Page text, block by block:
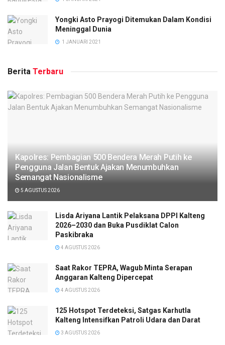
Yongki Asto Prayogi Ditemukan Dalam Kondisi
Meninggal Dunia
1 JANUARI 2021
Berita Terbaru
Kapolres: Pembagian 500 Bendera Merah Putih ke
Pengguna Jalan Bentuk Ajakan Menumbuhkan
Semangat Nasionalisme
5 AGUSTUS 2026
Lisda Ariyana Lantik Pelaksana DPPI Kalteng
2026–2030 dan Buka Pusdiklat Calon
Paskibraka
4 AGUSTUS 2026
Saat Rakor TEPRA, Wagub Minta Serapan
Anggaran Kalteng Dipercepat
4 AGUSTUS 2026
125 Hotspot Terdeteksi, Satgas Karhutla
Kalteng Intensifkan Patroli Udara dan Darat
3 AGUSTUS 2026